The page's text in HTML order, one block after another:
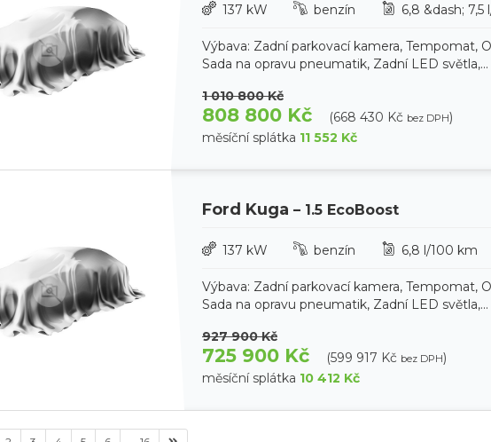
137 kW benzín 6,8 &dash; 7,5
Výbava: Zadní parkovací kamera, Tempomat,
Sada na opravu pneumatik, Zadní LED světla,...
1 010 800 Kč
808 800 Kč (668 430 Kč bez DPH)
měsíční splátka 11 552 Kč
Ford Kuga – 1.5 EcoBoost
137 kW benzín 6,8 l/100 km
Výbava: Zadní parkovací kamera, Tempomat,
Sada na opravu pneumatik, Zadní LED světla,...
927 900 Kč
725 900 Kč (599 917 Kč bez DPH)
měsíční splátka 10 412 Kč